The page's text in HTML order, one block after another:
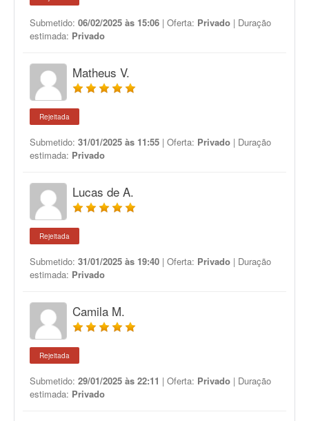
Submetido: 06/02/2025 às 15:06 | Oferta: Privado | Duração
estimada: Privado
Matheus V.
Rejeitada
Submetido: 31/01/2025 às 11:55 | Oferta: Privado | Duração
estimada: Privado
Lucas de A.
Rejeitada
Submetido: 31/01/2025 às 19:40 | Oferta: Privado | Duração
estimada: Privado
Camila M.
Rejeitada
Submetido: 29/01/2025 às 22:11 | Oferta: Privado | Duração
estimada: Privado